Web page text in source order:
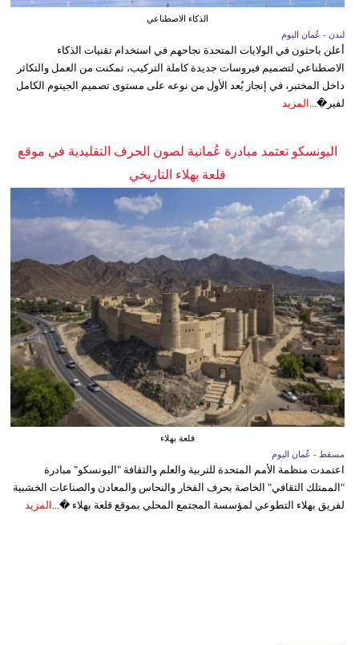
الذكاء الاصطناعي
لندن - عُمان اليوم
أعلن باحثون في الولايات المتحدة نجاحهم في استخدام تقنيات الذكاء
الاصطناعي لتصميم فيروسات جديدة كاملة التركيب، تمكنت من العمل والتكاثر
داخل المختبر، في إنجاز يُعد الأول من نوعه على مستوى تصميم الجينوم الكامل
لفير�... المزيد
اليونسكو تعتمد مبادرة عُمانية لصون الحرف التقليدية في موقع
قلعة بهلاء التاريخي
قلعة بهلاء
مسقط - عُمان اليوم
اعتمدت منظمة الأمم المتحدة للتربية والعلم والثقافة "اليونسكو" مبادرة
"الممتلك الثقافي" الخاصة بحرف الفخار والنحاس والمعادن والصناعات الخشبية
لفريق بهلاء التطوعي لمؤسسة المجتمع المحلي بموقع قلعة بهلاء �... المزيد